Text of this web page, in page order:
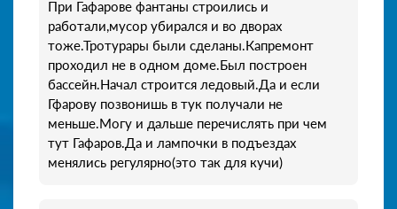
При Гафарове фантаны строились и
работали,мусор убирался и во дворах
тоже.Тротурары были сделаны.Капремонт
проходил не в одном доме.Был построен
бассейн.Начал строится ледовый.Да и если
Гфарову позвонишь в тук получали не
меньше.Могу и дальше перечислять при чем
тут Гафаров.Да и лампочки в подъездах
менялись регулярно(это так для кучи)